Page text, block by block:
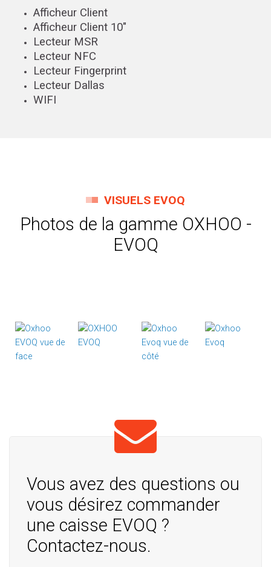
Afficheur Client
Afficheur Client 10″
Lecteur MSR
Lecteur NFC
Lecteur Fingerprint
Lecteur Dallas
WIFI
VISUELS EVOQ
Photos de la gamme OXHOO -
EVOQ
Vous avez des questions ou
vous désirez commander
une caisse EVOQ ?
Contactez-nous.